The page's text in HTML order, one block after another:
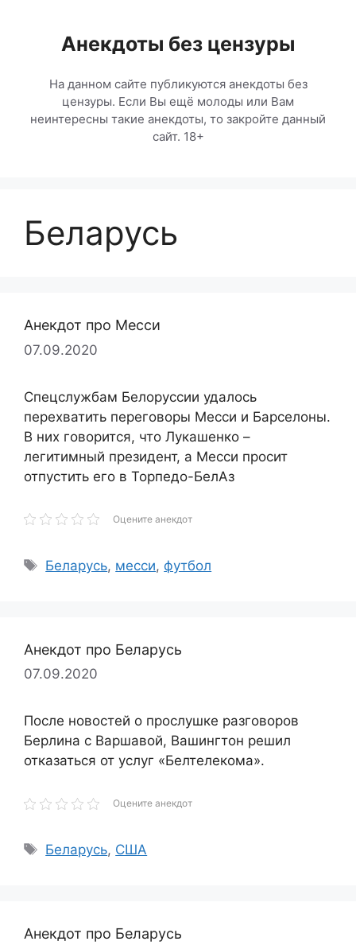
содержимомуАнекдоты без цензуры
На данном сайте публикуются анекдоты без
цензуры. Если Вы ещё молоды или Вам
неинтересны такие анекдоты, то закройте данный
сайт. 18+
Беларусь
Анекдот про Месси
07.09.2020
Спецслужбам Белоруссии удалось
перехватить переговоры Месси и Барселоны.
В них говорится, что Лукашенко –
легитимный президент, а Месси просит
отпустить его в Торпедо-БелАз
Оцените анекдот
Метки
Беларусь, месси, футбол
Анекдот про Беларусь
07.09.2020
После новостей о прослушке разговоров
Берлина с Варшавой, Вашингтон решил
отказаться от услуг «Белтелекома».
Оцените анекдот
Метки
Беларусь, США
Анекдот про Беларусь